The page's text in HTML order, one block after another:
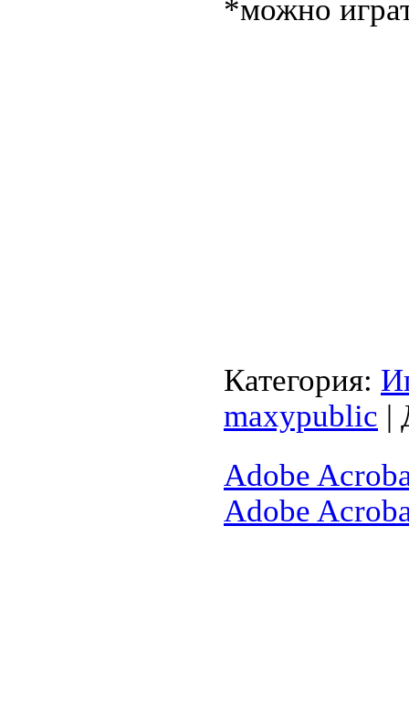
*можно
Категория:
maxypublic |
Adobe
Adobe